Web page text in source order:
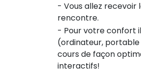
- Vous allez
rencontre.
- Pour votre confort
(ordinateur,
cours de façon
interactifs!